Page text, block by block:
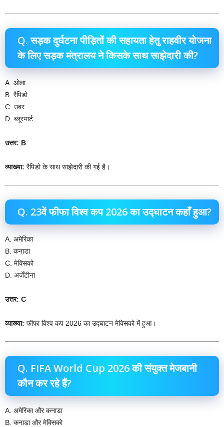
Q. सड़क दुर्घटना पीड़ितों की सहायता हेतु राहवीर योजना
के लिए सड़क मंत्रालय ने किसके साथ साझेदारी की?
A. ओला
B. रैपिडो
C. उबर
D. ब्लूस्मार्ट
उत्तर: B
व्याख्या: रैपिडो के साथ साझेदारी की गई है।
Q. 23वें फीफा विश्व कप 2026 का उद्घाटन कहाँ हुआ?
A. अमेरिका
B. कनाडा
C. मेक्सिको
D. अर्जेंटीना
उत्तर: C
व्याख्या: फीफा विश्व कप 2026 का उद्घाटन मेक्सिको में हुआ।
Q. FIFA World Cup 2026 की संयुक्त मेजबानी
कौन कर रहे हैं?
A. अमेरिका और कनाडा
B. कनाडा और मेक्सिको